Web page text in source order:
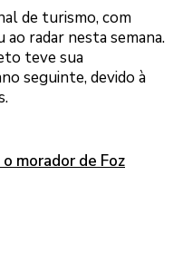
de turismo, com
radar nesta semana.
teve sua
seguinte, devido à
morador de Foz